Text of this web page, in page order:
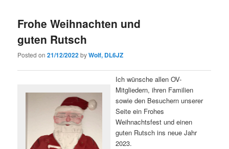
Frohe Weihnachten und
guten Rutsch
Posted on21/12/2022byWolf, DL6JZ
Ich wünsche allen OV-
Mitgliedern, ihren Familien
sowie den Besuchern unserer
Seite ein Frohes
Weihnachtsfest und einen
guten Rutsch ins neue Jahr
2023.